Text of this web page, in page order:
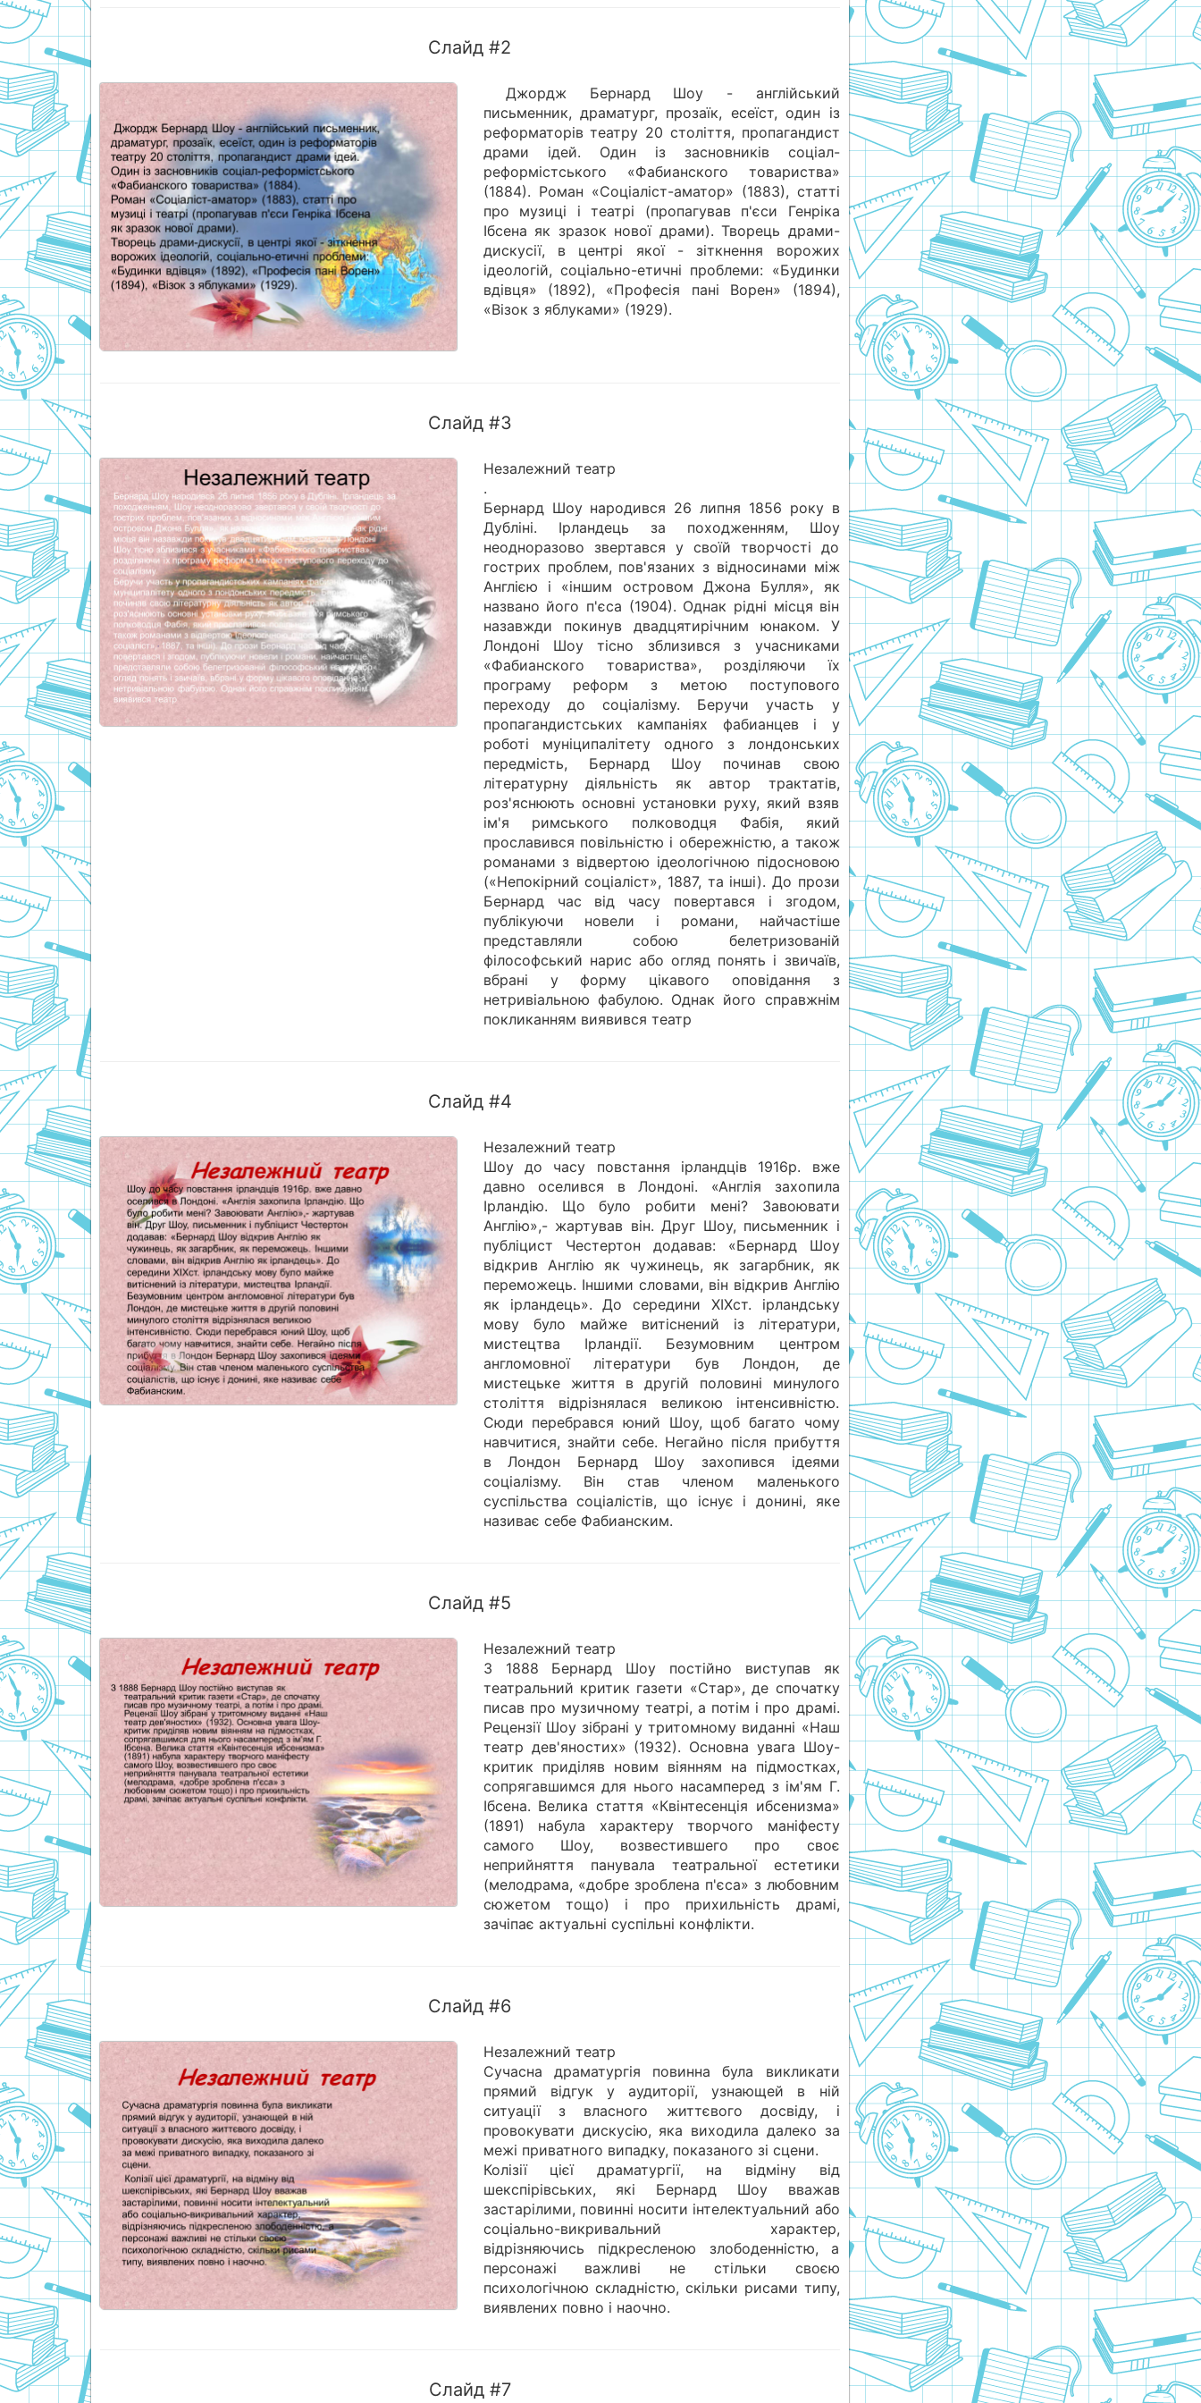
Слайд #2
Джордж Бернард Шоу - англійський
письменник, драматург, прозаїк, есеїст, один із
реформаторів театру 20 століття, пропагандист
драми ідей. Один із засновників соціал-
реформістського «Фабианского товариства»
(1884). Роман «Соціаліст-аматор» (1883), статті
про музиці і театрі (пропагував п'єси Генріка
Ібсена як зразок нової драми). Творець драми-
дискусії, в центрі якої - зіткнення ворожих
ідеологій, соціально-етичні проблеми: «Будинки
вдівця» (1892), «Професія пані Ворен» (1894),
«Візок з яблуками» (1929).
Слайд #3
Незалежний театр
.
Бернард Шоу народився 26 липня 1856 року в
Дубліні. Ірландець за походженням, Шоу
неодноразово звертався у своїй творчості до
гострих проблем, пов'язаних з відносинами між
Англією і «іншим островом Джона Булля», як
названо його п'єса (1904). Однак рідні місця він
назавжди покинув двадцятирічним юнаком. У
Лондоні Шоу тісно зблизився з учасниками
«Фабианского товариства», розділяючи їх
програму реформ з метою поступового
переходу до соціалізму. Беручи участь у
пропагандистських кампаніях фабианцев і у
роботі муніципалітету одного з лондонських
передмість, Бернард Шоу починав свою
літературну діяльність як автор трактатів,
роз'яснюють основні установки руху, який взяв
ім'я римського полководця Фабія, який
прославився повільністю і обережністю, а також
романами з відвертою ідеологічною підосновою
(«Непокірний соціаліст», 1887, та інші). До прози
Бернард час від часу повертався і згодом,
публікуючи новели і романи, найчастіше
представляли собою белетризованій
філософський нарис або огляд понять і звичаїв,
вбрані у форму цікавого оповідання з
нетривіальною фабулою. Однак його справжнім
покликанням виявився театр
Слайд #4
Незалежний театр
Шоу до часу повстання ірландців 1916р. вже
давно оселився в Лондоні. «Англія захопила
Ірландію. Що було робити мені? Завоювати
Англію»,- жартував він. Друг Шоу, письменник і
публіцист Честертон додавав: «Бернард Шоу
відкрив Англію як чужинець, як загарбник, як
переможець. Іншими словами, він відкрив Англію
як ірландець». До середини XIXст. ірландську
мову було майже витіснений із літератури,
мистецтва Ірландії. Безумовним центром
англомовної літератури був Лондон, де
мистецьке життя в другій половині минулого
століття відрізнялася великою інтенсивністю.
Сюди перебрався юний Шоу, щоб багато чому
навчитися, знайти себе. Негайно після прибуття
в Лондон Бернард Шоу захопився ідеями
соціалізму. Він став членом маленького
суспільства соціалістів, що існує і донині, яке
називає себе Фабианским.
Слайд #5
Незалежний театр
З 1888 Бернард Шоу постійно виступав як
театральний критик газети «Стар», де спочатку
писав про музичному театрі, а потім і про драмі.
Рецензії Шоу зібрані у тритомному виданні «Наш
театр дев'яностих» (1932). Основна увага Шоу-
критик приділяв новим віянням на підмостках,
сопрягавшимся для нього насамперед з ім'ям Г.
Ібсена. Велика стаття «Квінтесенція ибсенизма»
(1891) набула характеру творчого маніфесту
самого Шоу, возвестившего про своє
неприйняття панувала театральної естетики
(мелодрама, «добре зроблена п'єса» з любовним
сюжетом тощо) і про прихильність драмі,
зачіпає актуальні суспільні конфлікти.
Слайд #6
Незалежний театр
Сучасна драматургія повинна була викликати
прямий відгук у аудиторії, узнающей в ній
ситуації з власного життєвого досвіду, і
провокувати дискусію, яка виходила далеко за
межі приватного випадку, показаного зі сцени.
Колізії цієї драматургії, на відміну від
шекспірівських, які Бернард Шоу вважав
застарілими, повинні носити інтелектуальний або
соціально-викривальний характер,
відрізняючись підкресленою злободенністю, а
персонажі важливі не стільки своєю
психологічною складністю, скільки рисами типу,
виявлених повно і наочно.
Слайд #7